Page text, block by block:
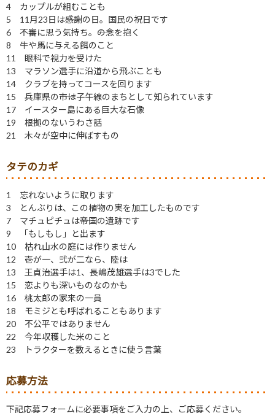
4 カップルが組むことも
5 11月23日は――感謝の日。国民の祝日です
6 不審に思う気持ち。――の念を抱く
8 牛や馬に与える餌のこと
11 眼科で視力――を受けた
13 マラソン選手に沿道から飛ぶことも
14 クラブを持ってコースを回ります
15 兵庫県の――市は子午線のまちとして知られています
17 イースター島にある巨大な石像
19 根拠のないうわさ話
21 木々が空中に伸ばすもの
タテのカギ
1 忘れないように取ります
3 とんぶりは、この植物の実を加工したものです
7 マチュピチュは――帝国の遺跡です
9 「もしもし」と出ます
10 枯れ山水の庭には作りません
12 壱が一、弐が二なら、陸は
13 王貞治選手は1、長嶋茂雄選手は3でした
15 恋よりも深いものなのかも
16 桃太郎の家来の一員
18 モミジとも呼ばれることもあります
20 不公平ではありません
22 今年収穫した米のこと
23 トラクターを数えるときに使う言葉
応募方法
下記応募フォームに必要事項をご入力の上、ご応募ください。